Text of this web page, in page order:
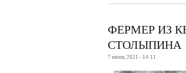
ФЕРМЕР ИЗ
СТОЛЫПИНА
7 июня, 2021 - 14:11